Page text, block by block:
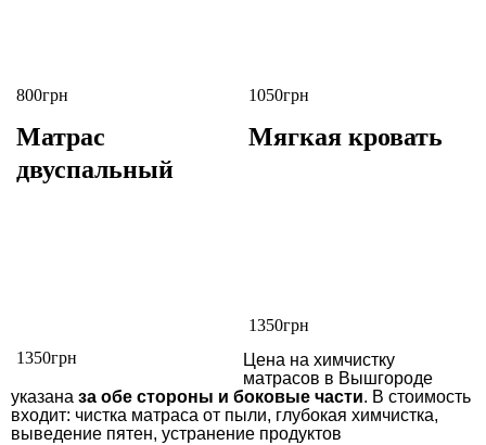
800грн 1050грн
Матрас
двуспальный
1350грн
Мягкая кровать
1350грн
Цена на химчистку
матрасов в Вышгороде
указана за обе стороны и боковые части. В стоимость
входит: чистка матраса от пыли, глубокая химчистка,
выведение пятен, устранение продуктов